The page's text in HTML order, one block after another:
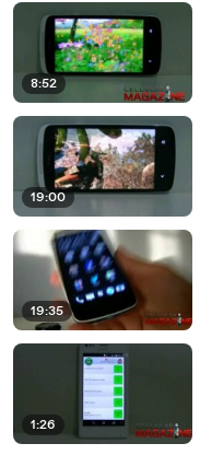
8:52
19:00
19:35
1:26